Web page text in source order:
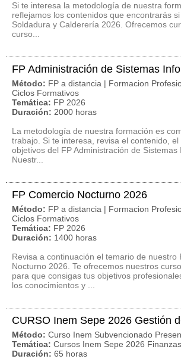
Si te interesa la metodología de nuestra
reflejamos los contenidos que encontrarás
Soldadura y Calderería 2026. Ofrecemos
curso...
FP Administración de Sistemas
Método: FP a distancia | Formacion
Ciclos Formativos
Temática: FP 2026
Duración: 2000 horas
La metodología de nuestra formación es
trabajo. Si te interesa, revisa el contenido,
objetivos del FP Administración de Sistemas
Nuestr...
FP Comercio Nocturno 2026
Método: FP a distancia | Formacion
Ciclos Formativos
Temática: FP 2026
Duración: 1400 horas
Revisa a continuación el temario de nuestro
Nocturno 2026. Te ofrecemos nuestros
para que consigas tus objetivos
los conocimientos y ...
CURSO Inem Sepe 2026 Gestión
Método: Curso Inem Subvencionado
Temática: Cursos Inem Sepe 2026
Duración: 65 horas